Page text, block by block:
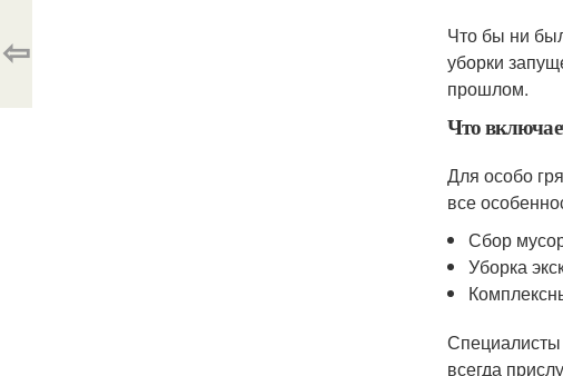
Что бы ни
уборки
прошлом.
Что
Для особо
все
Сбор
Уборка
всегда
⇦